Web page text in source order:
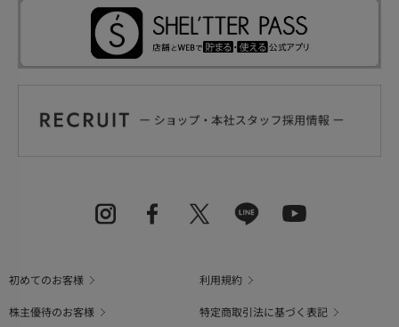
初めてのお客様
利用規約
株主優待のお客様
特定商取引法に基づく表記